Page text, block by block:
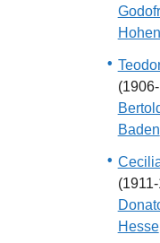
Baden
Hesse